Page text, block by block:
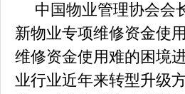
中国物业管理协会会
新物业专项维修资金使
维修资金使用难的困境
业行业近年来转型升级